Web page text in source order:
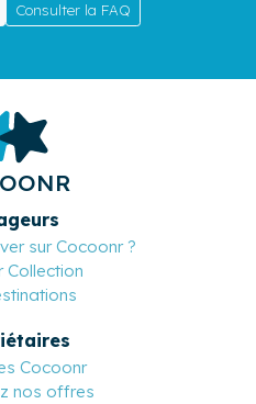
Consulter la FAQ
sur Cocoonr ?
Collection
Cocoonr
nos offres